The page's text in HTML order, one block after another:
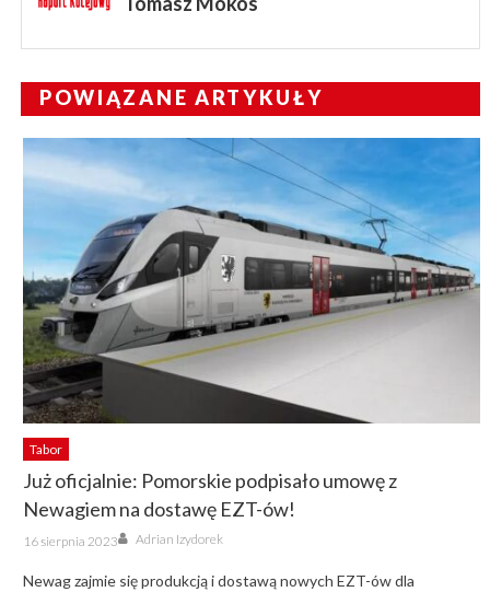
POWIĄZANE ARTYKUŁY
Tabor
Już oficjalnie: Pomorskie podpisało umowę z
Newagiem na dostawę EZT-ów!
Posted
on
16 sierpnia 2023 Author
Adrian Izydorek
Newag zajmie się produkcją i dostawą nowych EZT-ów dla